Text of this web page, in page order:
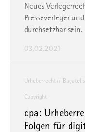
Neues
Presseverleger
durchsetzbar sein.
03.02.2021
Urheberrecht
Copyright
dpa:
Folgen für